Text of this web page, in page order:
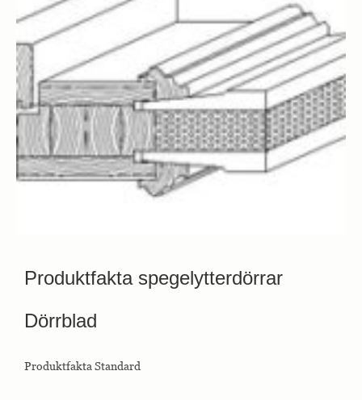
Produktfakta spegelytterdörrar
Dörrblad
Produktfakta Standard